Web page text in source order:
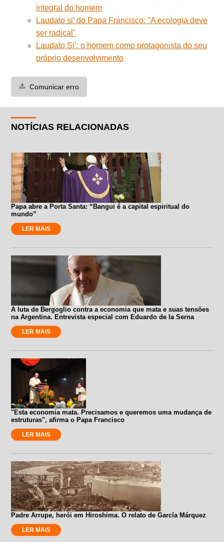
integral do homem
Laudato si’ do Papa Francisco: "A ecologia deve
ser radical"
Laudato Si’: o homem como protagonista do seu
próprio desenvolvimento
⚠️ Comunicar erro
NOTÍCIAS RELACIONADAS
Papa abre a Porta Santa: “Bangui é a capital espiritual do
mundo”
LER MAIS
A luta de Bergoglio contra a economia que mata e suas tensões
na Argentina. Entrevista especial com Eduardo de la Serna
LER MAIS
"Esta economia mata. Precisamos e queremos uma mudança de
estruturas", afirma o Papa Francisco
LER MAIS
Padre Arrupe, herói em Hiroshima. O relato de García Márquez
LER MAIS